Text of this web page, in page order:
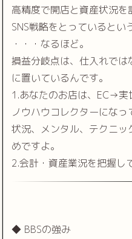
高精度で開店と資産状況を
SNS戦略をとっているとい
・・・なるほど。
損益分岐点は、仕入れで
に置いているんです。
1.あなたのお店は、EC→
ノウハウコレクターになっ
状況、メンタル、テクニ
めですよ。
2.会計・資産業況を把握し
◆ BBSの強み